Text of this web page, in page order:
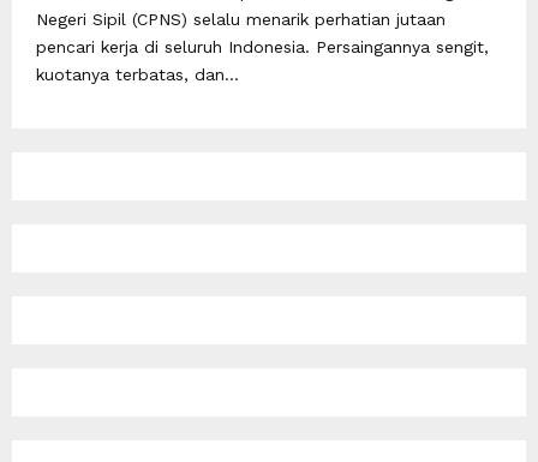
Negeri Sipil (CPNS) selalu menarik perhatian jutaan
pencari kerja di seluruh Indonesia. Persaingannya sengit,
kuotanya terbatas, dan...